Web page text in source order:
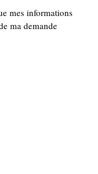
mes informations
ma demande